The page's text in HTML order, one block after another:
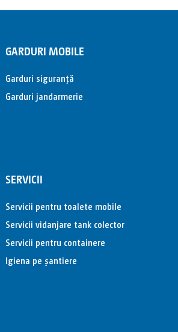
GARDURI MOBILE
Garduri siguranță
Garduri jandarmerie
SERVICII
Servicii pentru toalete mobile
Servicii vidanjare tank colector
Servicii pentru containere
Igiena pe șantiere